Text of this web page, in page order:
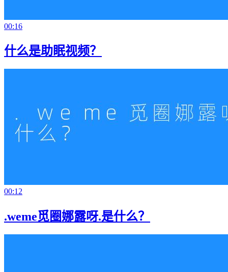
00:16
什么是助眠视频？
00:12
.weme觅圈娜露呀.是什么？